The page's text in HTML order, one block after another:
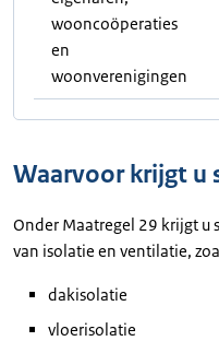
wooncoöperaties
en
woonverenigingen
Waarvoor krijgt u
Onder Maatregel 29 krijgt u
van isolatie en ventilatie,
dakisolatie
vloerisolatie